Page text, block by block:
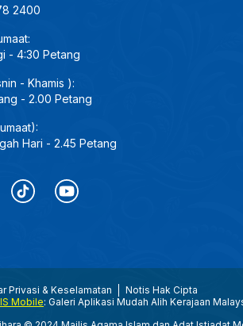
2400
- 4:30 Petang
- Khamis ):
- 2.00 Petang
Hari - 2.45 Petang
Privasi & Keselamatan
Notis Hak Cipta
Mobile: Galeri Aplikasi Mudah Alih Kerajaan